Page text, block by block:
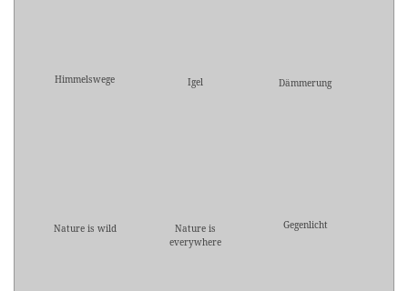
Himmelswege Igel Dämmerung
Nature is wild
Nature is
everywhere
Gegenlicht